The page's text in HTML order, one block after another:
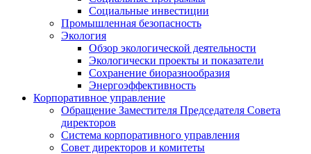
Социальные инвестиции
Промышленная безопасность
Экология
Обзор экологической деятельности
Экологически проекты и показатели
Сохранение биоразнообразия
Энергоэффективность
Корпоративное управление
Обращение Заместителя Председателя Совета
директоров
Система корпоративного управления
Совет директоров и комитеты